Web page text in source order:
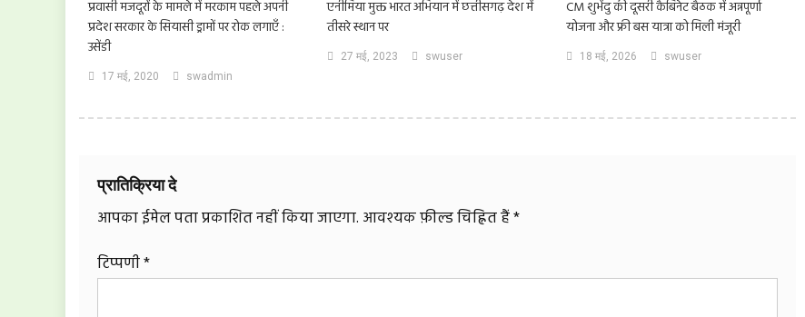
प्रवासी मजदूरों के मामले में मरकाम पहले अपनी
प्रदेश सरकार के सियासी ड्रामों पर रोक लगाएँ :
उसेंडी
17 मई, 2020 swadmin
एनीमिया मुक्त भारत अभियान में छत्तीसगढ़ देश में
तीसरे स्थान पर
27 मई, 2023 swuser
CM शुभेंदु की दूसरी कैबिनेट बैठक में अन्नपूर्णा
योजना और फ्री बस यात्रा को मिली मंजूरी
18 मई, 2026 swuser
प्रातिक्रिया दे
आपका ईमेल पता प्रकाशित नहीं किया जाएगा. आवश्यक फ़ील्ड चिह्नित हैं*
टिप्पणी*